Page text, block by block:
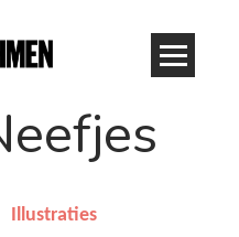
Illustraties